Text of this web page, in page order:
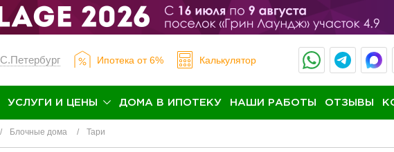
С.Петербург Ипотека от 6% Калькулятор
УСЛУГИ И ЦЕНЫ ДОМА В ИПОТЕКУ НАШИ РАБОТЫ ОТЗЫВЫ
Блочные дома Тари